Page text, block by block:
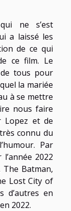
ne s’est
a laissé les
de ce qui
ce film. Le
tous pour
la mariée
à se mettre
nous faire
Lopez et de
connu du
Par
2022
Batman,
Lost City of
d’autres en
2022.